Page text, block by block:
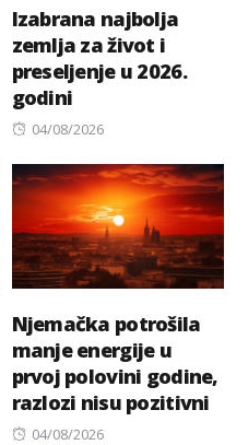
Izabrana najbolja
zemlja za život i
preseljenje u 2026.
godini
Posted
04/08/2026
Njemačka potrošila
manje energije u
prvoj polovini godine,
razlozi nisu pozitivni
Posted
04/08/2026